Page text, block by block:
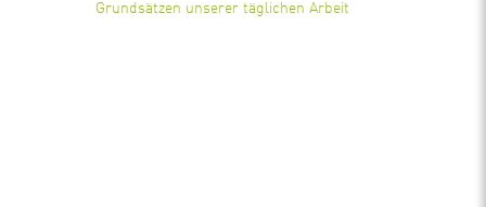
Grundsätzen unserer täglichen Arbeit